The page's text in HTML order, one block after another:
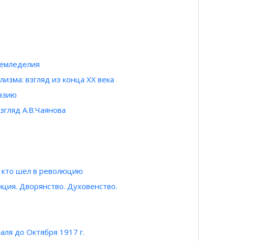
взгляд из конца ХХ века
А.В.Чаянова
кто шел в революцию
Дворянство. Духовенство.
до Октября 1917 г.